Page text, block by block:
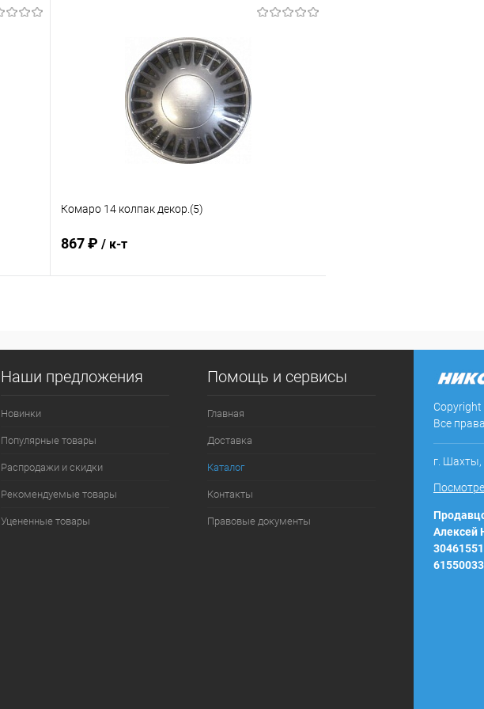
Купить в 1 клик Сравнение
В избранное В наличии
Комаро 14 колпак декор.(5)
867 ₽ / к-т
Купить в 1 клик Сравнение
В избранное Под заказ
Наши предложения
Новинки
Популярные товары
Распродажи и скидки
Рекомендуемые товары
Уцененные товары
Помощь и сервисы
Главная
Доставка
Каталог
Контакты
Правовые документы
Все
г. Шахты,
Алексей